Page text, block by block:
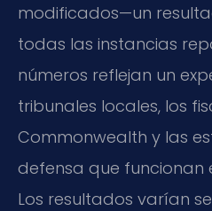
modificados—un
todas las instancias
números reflejan un
tribunales locales, los
Commonwealth y las
defensa que funcionan
Los resultados varían